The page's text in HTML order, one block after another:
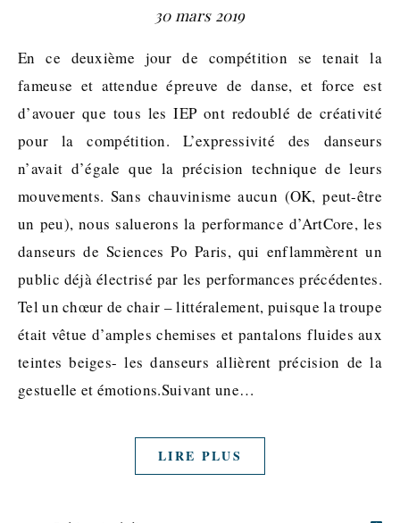
30 mars 2019
En ce deuxième jour de compétition se tenait la
fameuse et attendue épreuve de danse, et force est
d’avouer que tous les IEP ont redoublé de créativité
pour la compétition. L’expressivité des danseurs
n’avait d’égale que la précision technique de leurs
mouvements. Sans chauvinisme aucun (OK, peut-être
un peu), nous saluerons la performance d’ArtCore, les
danseurs de Sciences Po Paris, qui enflammèrent un
public déjà électrisé par les performances précédentes.
Tel un chœur de chair – littéralement, puisque la troupe
était vêtue d’amples chemises et pantalons fluides aux
teintes beiges- les danseurs allièrent précision de la
gestuelle et émotions.Suivant une…
LIRE PLUS